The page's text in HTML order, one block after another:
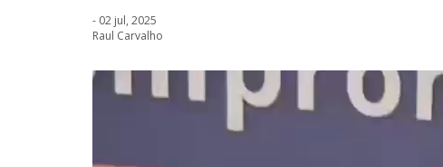
- 02 jul, 2025
Raul Carvalho
Tocador